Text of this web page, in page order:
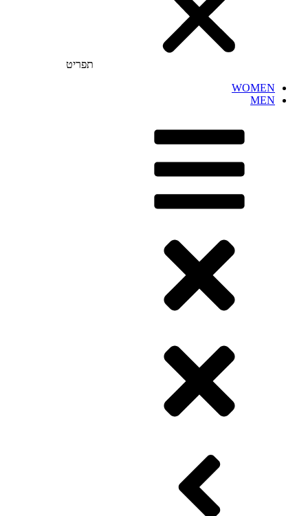
תפריט
WOMEN
MEN